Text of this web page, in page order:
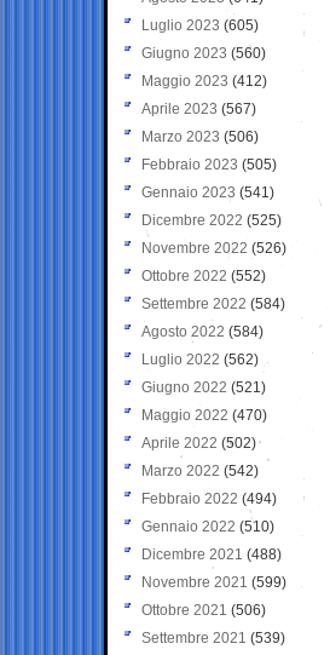
Luglio 2023 (605)
Giugno 2023 (560)
Maggio 2023 (412)
Aprile 2023 (567)
Marzo 2023 (506)
Febbraio 2023 (505)
Gennaio 2023 (541)
Dicembre 2022 (525)
Novembre 2022 (526)
Ottobre 2022 (552)
Settembre 2022 (584)
Agosto 2022 (584)
Luglio 2022 (562)
Giugno 2022 (521)
Maggio 2022 (470)
Aprile 2022 (502)
Marzo 2022 (542)
Febbraio 2022 (494)
Gennaio 2022 (510)
Dicembre 2021 (488)
Novembre 2021 (599)
Ottobre 2021 (506)
Settembre 2021 (539)